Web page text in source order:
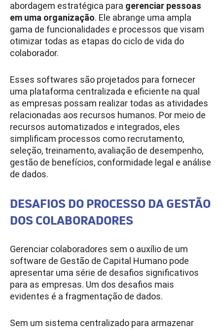
abordagem estratégica para gerenciar pessoas
em uma organização. Ele abrange uma ampla
gama de funcionalidades e processos que visam
otimizar todas as etapas do ciclo de vida do
colaborador.
Esses softwares são projetados para fornecer
uma plataforma centralizada e eficiente na qual
as empresas possam realizar todas as atividades
relacionadas aos recursos humanos. Por meio de
recursos automatizados e integrados, eles
simplificam processos como recrutamento,
seleção, treinamento, avaliação de desempenho,
gestão de benefícios, conformidade legal e análise
de dados.
DESAFIOS DO PROCESSO DA GESTÃO
DOS COLABORADORES
Gerenciar colaboradores sem o auxílio de um
software de Gestão de Capital Humano pode
apresentar uma série de desafios significativos
para as empresas. Um dos desafios mais
evidentes é a fragmentação de dados.
Sem um sistema centralizado para armazenar